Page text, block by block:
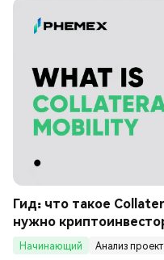
Гид: что такое
нужно
Начинающий
Анализ